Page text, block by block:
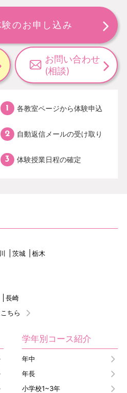
のお申し込み
お問い合わせ
(相談)
各教室ページから体験申込
自動返信メールの受け取り
体験授業日程の確定
茨城
栃木
長崎
ちら
学年別コース紹介
年中
年長
小学校1~3年